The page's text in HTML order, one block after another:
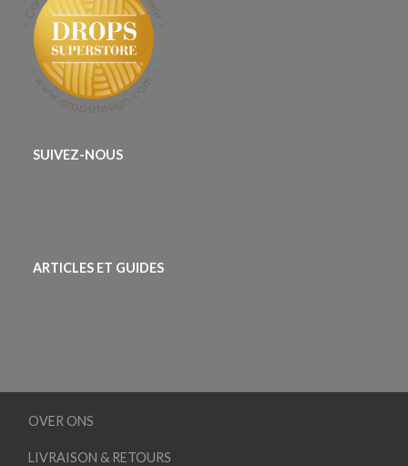
SUIVEZ-NOUS
ARTICLES ET GUIDES
OVER ONS
LIVRAISON & RETOURS